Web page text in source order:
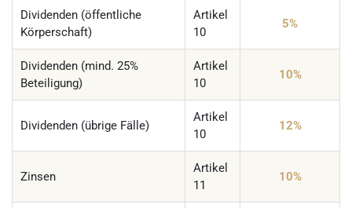
Dividenden (öffentliche
Körperschaft)
Artikel
10
5%
Dividenden (mind. 25%
Beteiligung)
Artikel
10
10%
Dividenden (übrige Fälle)
Artikel
10
12%
Zinsen
Artikel
11
10%